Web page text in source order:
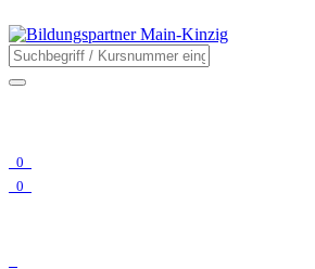
0
0